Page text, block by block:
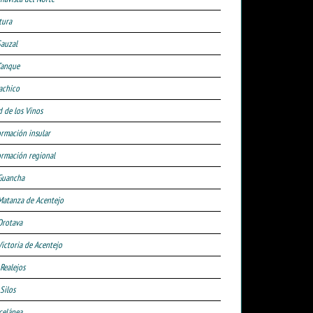
de los Vinos
insular
regional
de Acentejo
de Acentejo